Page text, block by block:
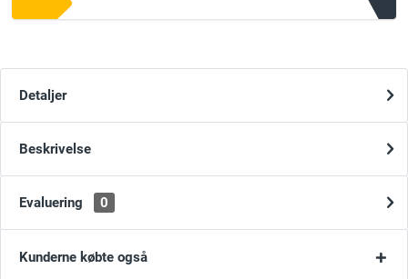
Detaljer
Beskrivelse
Evaluering 0
Kunderne købte også